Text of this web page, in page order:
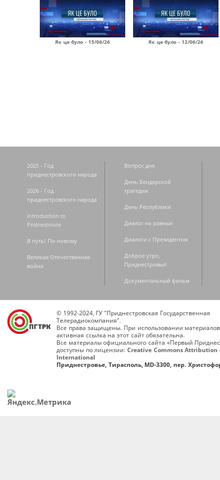
Як це було - 15/06/26 Як це було - 12/06/26
2025 - Год
приднестровского народа
2026 - Год
приднестровского народа
Introduction to
Pridnestrovie
В путь! По-новому
Великая Отечественная
война
Вопрос дня
День Бендерской
трагедии
День Республики
Диалог на равных
Диалоги с Президентом
Доброе утро,
Приднестровье!
Документальный фильм
© 1992-2024, ГУ "Приднестровская Государственная
Телерадиокомпания".
Все права защищены. При использовании
активная ссылка на этот сайт обязательна.
Все материалы официального сайта «Первый
доступны по лицензии: Creative Commons Attribution
International
Приднестровье, Тирасполь, MD-3300, пер.